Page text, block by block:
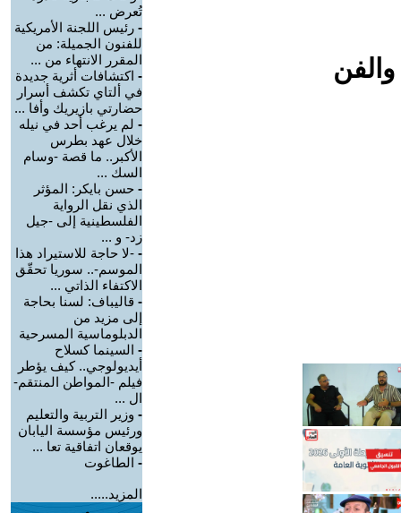
تُعرض ...
- رئيس اللجنة الأمريكية
للفنون الجميلة: من
المقرر الانتهاء من ...
- اكتشافات أثرية جديدة
في ألتاي تكشف أسرار
حضارتي بازيريك وأفا ...
- لم يرغب أحد في نيله
خلال عهد بطرس
الأكبر.. ما قصة -وسام
السك ...
- حسن بايكر: المؤثر
الذي نقل الرواية
الفلسطينية إلى -جيل
زد- و ...
- -لا حاجة للاستيراد هذا
الموسم-.. سوريا تحقّق
الاكتفاء الذاتي ...
- قاليباف: لسنا بحاجة
إلى مزيد من
الدبلوماسية المسرحية
- السينما كسلاح
أيديولوجي.. كيف يؤطر
فيلم -المواطن المنتقم-
ال ...
- وزير التربية والتعليم
ورئيس مؤسسة اليابان
يوقعان اتفاقية تعا ...
- الطاغوت
المزيد.....